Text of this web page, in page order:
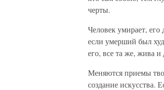
черты.
Человек умирает,
если умерший был
его, все та же, жива
Меняются приемы
создание искусства.